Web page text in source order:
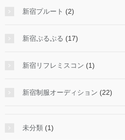
新宿プルート (2)
新宿ぷるぷる (17)
新宿リフレミスコン (1)
新宿制服オーディション (22)
未分類 (1)